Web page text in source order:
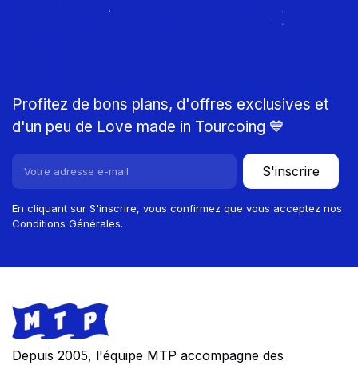
Rejoignez le Club
Profitez de bons plans, d'offres exclusives et
d'un peu de Love made in Tourcoing 💙
S'inscrire
En cliquant sur S'inscrire, vous confirmez que vous acceptez nos
Conditions Générales.
Footer
Store information
Depuis 2005, l'équipe MTP accompagne des